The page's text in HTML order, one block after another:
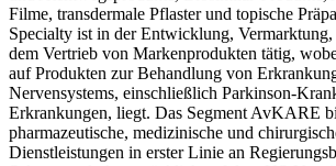
Filme, transdermale Pflaster und topische
Specialty ist in der Entwicklung,
dem Vertrieb von Markenprodukten tätig,
auf Produkten zur Behandlung von
Nervensystems, einschließlich Parkinson-
Erkrankungen, liegt. Das Segment AvKARE
pharmazeutische, medizinische und
Dienstleistungen in erster Linie an